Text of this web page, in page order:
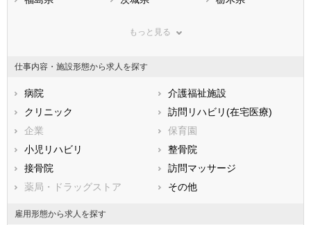
神奈川県
石川県
福井県
静岡県
三重県
滋賀県
大阪府
兵庫県
鳥取県
広島県
徳島県
香川県
愛媛県
もっと見る
仕事内容・施設形態から求人を探す
病院
介護福祉施設
クリニック
訪問リハビリ(在宅医療)
企業
保育園
小児リハビリ
整骨院
接骨院
訪問マッサージ
薬局・ドラッグストア
その他
雇用形態から求人を探す